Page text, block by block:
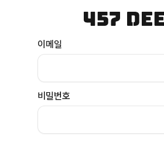
이메일
비밀번호